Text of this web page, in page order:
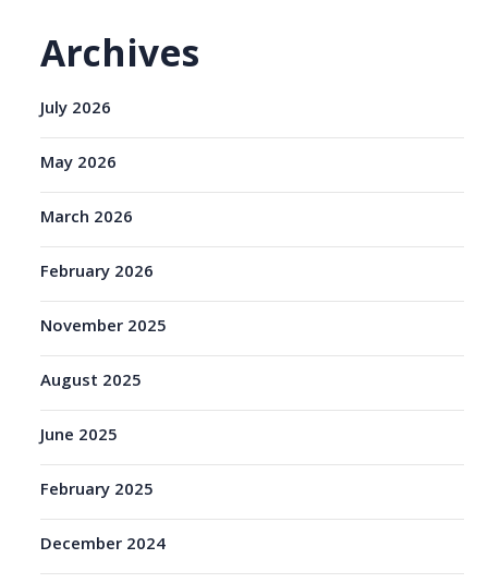
Archives
July 2026
May 2026
March 2026
February 2026
November 2025
August 2025
June 2025
February 2025
December 2024